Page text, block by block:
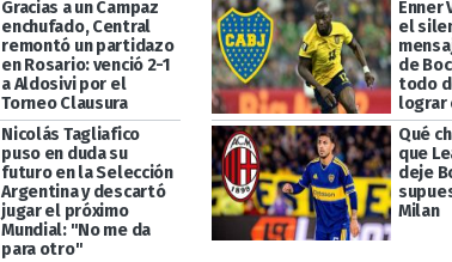
Gracias a un Campaz
enchufado, Central
remontó un partidazo
en Rosario: venció 2-1
a Aldosivi por el
Torneo Clausura
Enner
el
de
todo
lograr
Nicolás Tagliafico
puso en duda su
futuro en la Selección
Argentina y descartó
jugar el próximo
Mundial: "No me da
para otro"
Qué
que
deje
Milan